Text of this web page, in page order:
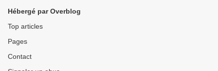
Hébergé par Overblog
Top articles
Pages
Contact